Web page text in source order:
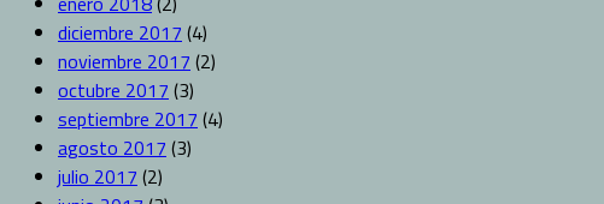
diciembre 2017 (4)
noviembre 2017 (2)
octubre 2017 (3)
septiembre 2017 (4)
agosto 2017 (3)
julio 2017 (2)